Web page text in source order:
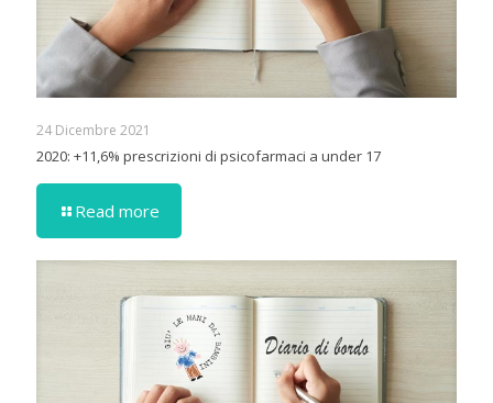
24 Dicembre 2021
2020: +11,6% prescrizioni di psicofarmaci a under 17
Read more